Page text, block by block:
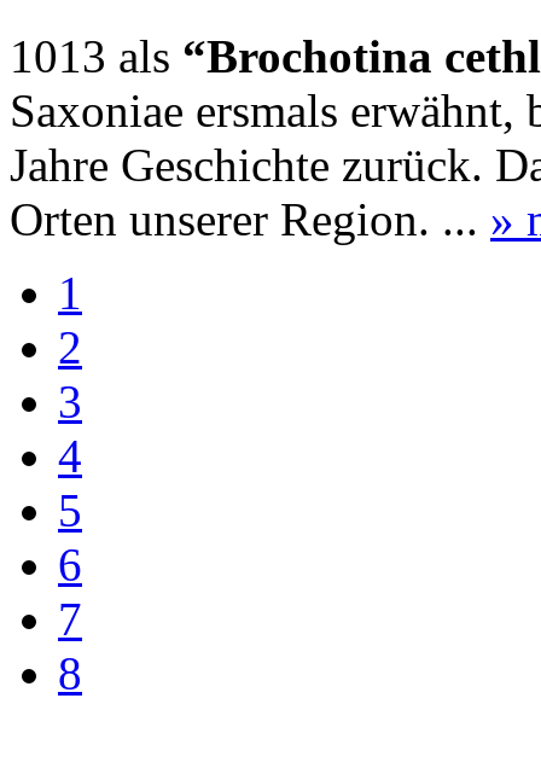
1013 als “Brochotina
Saxoniae ersmals
Jahre Geschichte zurück.
Orten unserer Region. ... »
1
2
3
4
5
6
7
8